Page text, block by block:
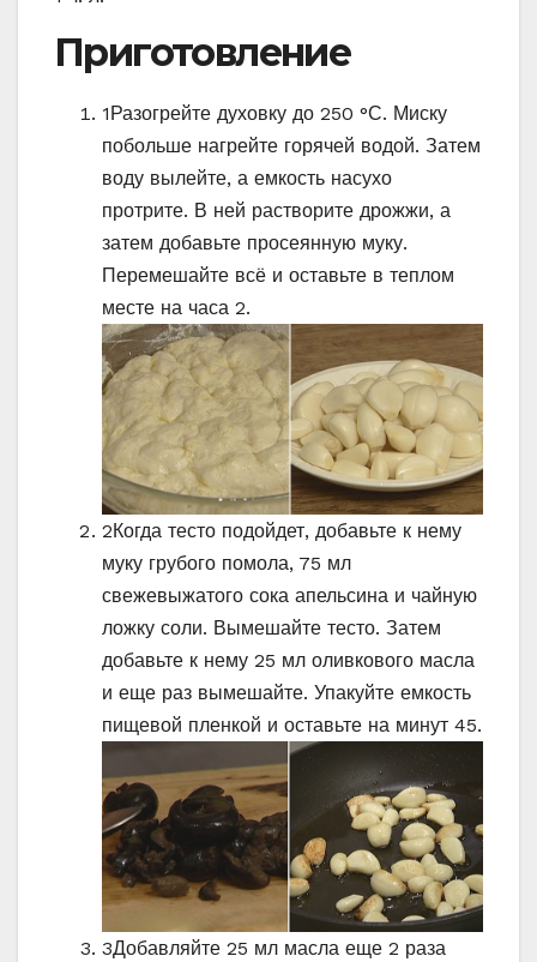
Приготовление
1 Разогрейте духовку до 250 °С. Миску
побольше нагрейте горячей водой. Затем
воду вылейте, а емкость насухо
протрите. В ней растворите дрожжи, а
затем добавьте просеянную муку.
Перемешайте всё и оставьте в теплом
месте на часа 2.
2Когда тесто подойдет, добавьте к нему
муку грубого помола, 75 мл
свежевыжатого сока апельсина и чайную
ложку соли. Вымешайте тесто. Затем
добавьте к нему 25 мл оливкового масла
и еще раз вымешайте. Упакуйте емкость
пищевой пленкой и оставьте на минут 45.
3Добавляйте 25 мл масла еще 2 раза